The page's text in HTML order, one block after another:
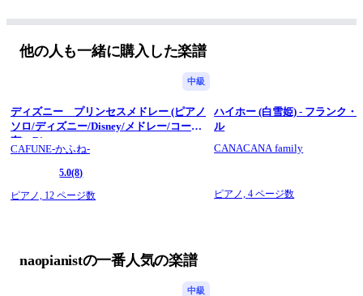
他の人も一緒に購入した楽譜
中級
ディズニー プリンセスメドレー (ピアノ
ソロ/ディズニー/Disney/メドレー/コード
有) - Disney
CAFUNE-かふね-
5.0(8)
ピアノ, 12 ページ数
ハイホー (白雪姫) - フランク・
ル
CANACANA family
ピアノ,4 ページ数
naopianistの一番人気の楽譜
中級